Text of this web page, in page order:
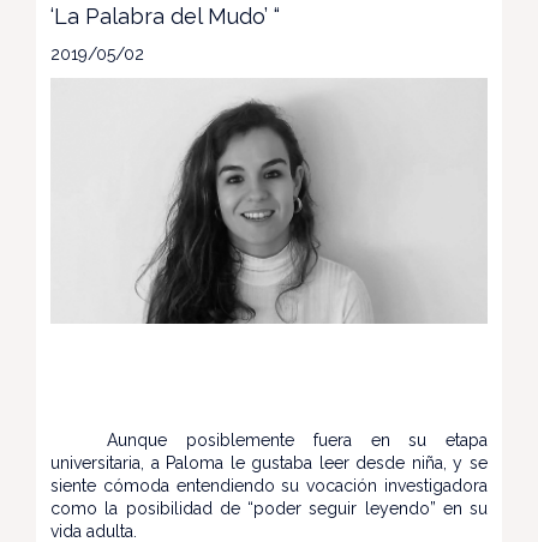
‘La Palabra del Mudo’ “
2019/05/02
Aunque posiblemente fuera en su etapa
universitaria, a Paloma le gustaba leer desde niña, y se
siente cómoda entendiendo su vocación investigadora
como la posibilidad de “poder seguir leyendo” en su
vida adulta.